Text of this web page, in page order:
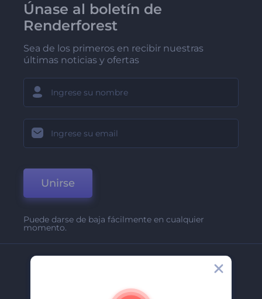
Únase al boletín de
Renderforest
Sea de los primeros en recibir nuestras
últimas noticias y ofertas
Unirse
Puede darse de baja fácilmente en cualquier
momento.